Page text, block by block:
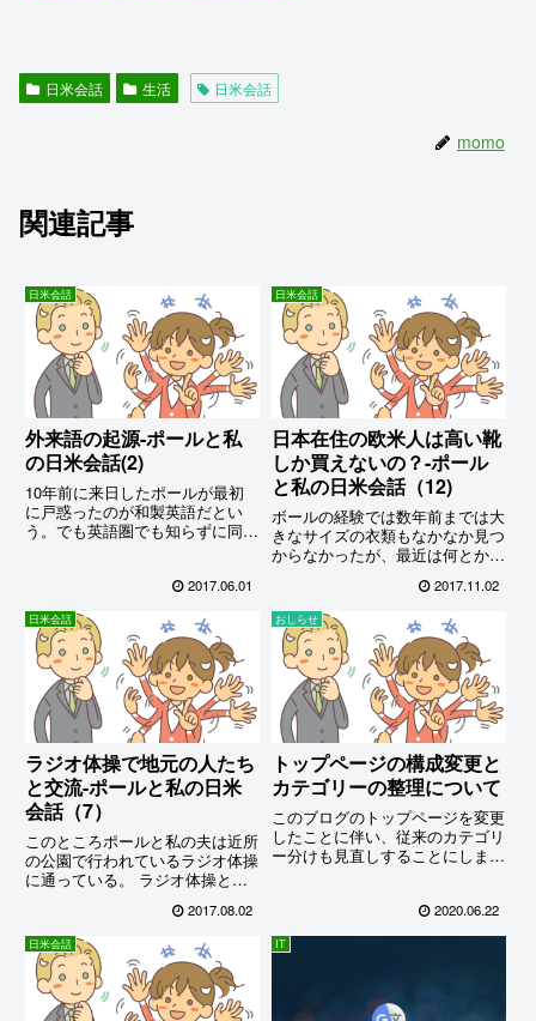
日米会話 生活 日米会話
momo
関連記事
日米会話
外来語の起源-ポールと私
の日米会話(2)
10年前に来日したポールが最初
に戸惑ったのが和製英語だとい
う。でも英語圏でも知らずに同じ
2017.06.01
日米会話
日本在住の欧米人は高い靴
しか買えないの？-ポール
と私の日米会話（12)
ボールの経験では数年前までは大
きなサイズの衣類もなかなか見つ
からなかったが、最近は何とか入
も靴と靴下は相変わらず難しいら
しい。特に量販店で売っているよ
うな低価格となると、靴は
28.5cmくらいまで。靴下は27cm
止…
2017.11.02
日米会話
ラジオ体操で地元の人たち
と交流-ポールと私の日米
会話（7）
このところポールと私の夫は近所
の公園で行われているラジオ体操
に通っている。 ラジオ体操とい
さず通った人も多いはず。今も
NHKのラジオ第一で毎朝6時半か
ら放送されていて、その開始時間
に合わせて近所の老若男女が集ま
っているらしい。えっ、私？ 朝
が弱いものでムニャムニャ、、、
2017.08.02
おしらせ
トップページの構成変更と
カテゴリーの整理について
このブログのトップページを変更
したことに伴い、従来のカテゴリ
ー分けも見直しすることにしまし
は「日米会話」のタグ付けを行っ
た上で「生活」カテゴリーに仲間
入りします。
2020.06.22
日米会話 IT